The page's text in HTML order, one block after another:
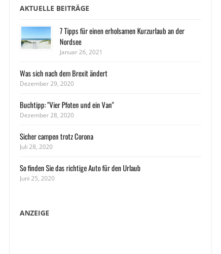
AKTUELLE BEITRÄGE
7 Tipps für einen erholsamen Kurzurlaub an der
Nordsee
Januar 26, 2021
Was sich nach dem Brexit ändert
Dezember 29, 2020
Buchtipp: "Vier Pfoten und ein Van"
Dezember 28, 2020
Sicher campen trotz Corona
Juli 28, 2020
So finden Sie das richtige Auto für den Urlaub
Juni 25, 2020
ANZEIGE